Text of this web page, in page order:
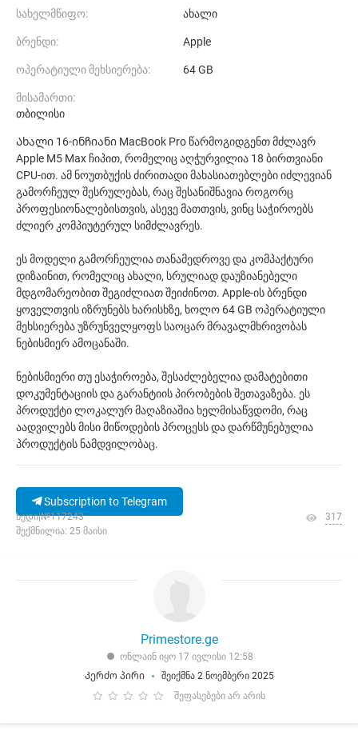
სახელმწიფო: ახალი
ბრენდი: Apple
ოპერატიული მეხსიერება: 64 GB
მისამართი:
თბილისი
Ახალი 16-ინჩიანი MacBook Pro წარმოგიდგენთ მძლავრ
Apple M5 Max ჩიპით, რომელიც აღჭურვილია 18 ბირთვიანი
CPU-ით. ამ ნოუთბუქის ძირითადი მახასიათებლები იძლევიან
გამორჩეულ შესრულებას, რაც შესანიშნავია როგორც
პროფესიონალებისთვის, ასევე მათთვის, ვინც საჭიროებს
ძლიერ კომპიუტერულ სიმძლავრეს.
ეს მოდელი გამორჩეულია თანამედროვე და კომპაქტური
დიზაინით, რომელიც ახალი, სრულიად დაუზიანებელი
მდგომარეობით შეგიძლიათ შეიძინოთ. Apple-ის ბრენდი
ყოველთვის იზრუნებს ხარისხზე, ხოლო 64 GB ოპერატიული
მეხსიერება უზრუნველყოფს საოცარ მრავალმხრივობას
ნებისმიერ ამოცანაში.
ნებისმიერი თუ ესაჭიროება, შესაძლებელია დამატებითი
დოკუმენტაციის და გარანტიის პირობების შეთავაზება. ეს
პროდუქტი ლოკალურ მაღაზიაშია ხელმისაწვდომი, რაც
აადვილებს მისი მიწოდების პროცესს და დარწმუნებულია
პროდუქტის ნამდვილობაც.
Subscription to Telegram
ხედი|№117243
შექმნილია: 25 მაისი
317
Primestore.ge
ონლაინ იყო 17 ივლისი 12:58
Კერძო პირი
შეიქმნა 2 ნოემბერი 2025
შეფასებები არ არის